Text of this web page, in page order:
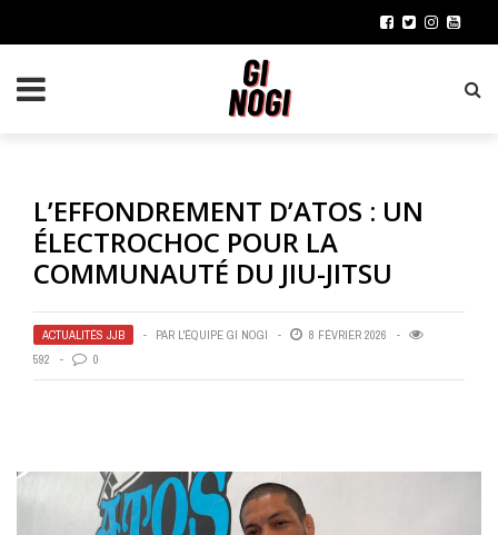
L’EFFONDREMENT D’ATOS : UN
ÉLECTROCHOC POUR LA
COMMUNAUTÉ DU JIU-JITSU
ACTUALITÉS JJB PAR L'ÉQUIPE GI NOGI
8 FÉVRIER 2026
592
0